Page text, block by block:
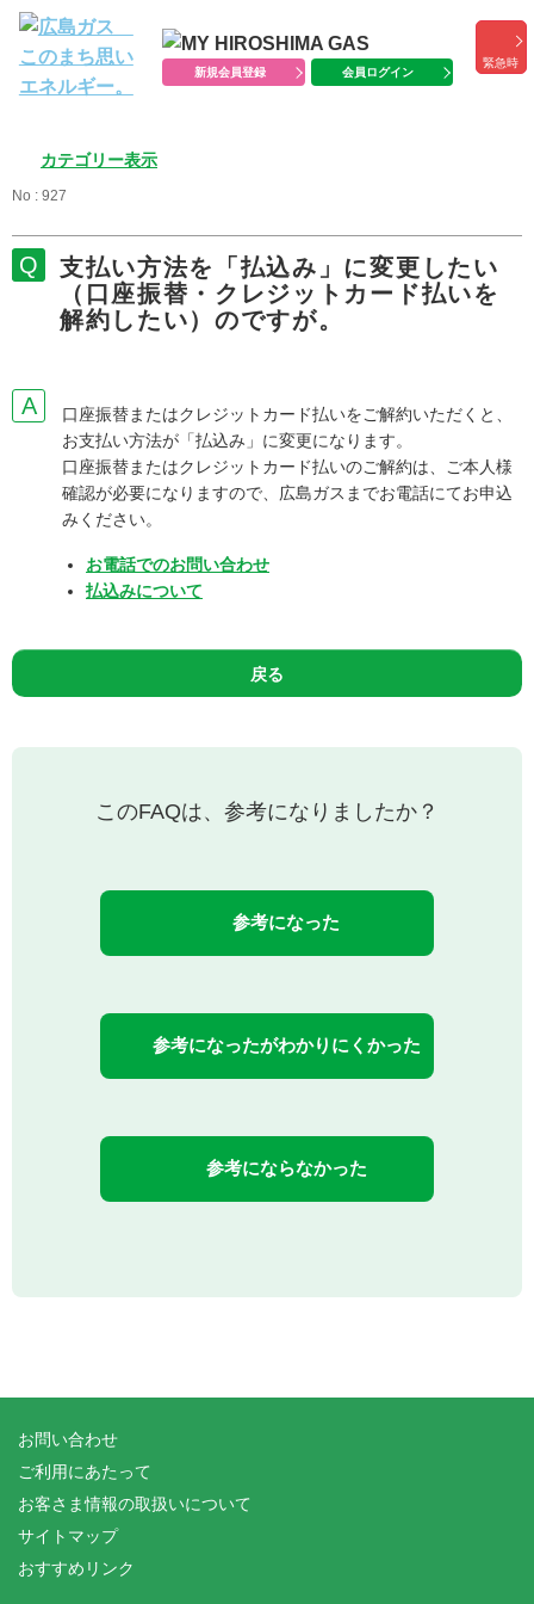
新規会員登録 会員ログイン
緊急時
カテゴリー表示
No : 927
支払い方法を「払込み」に変更したい
（口座振替・クレジットカード払いを
解約したい）のですが。
口座振替またはクレジットカード払いをご解約いただくと、
お支払い方法が「払込み」に変更になります。
口座振替またはクレジットカード払いのご解約は、ご本人様
確認が必要になりますので、広島ガスまでお電話にてお申込
みください。
お電話でのお問い合わせ
払込みについて
戻る
このFAQは、参考になりましたか？
参考になった
参考になったがわかりにくかった
参考にならなかった
お問い合わせ
ご利用にあたって
お客さま情報の取扱いについて
サイトマップ
おすすめリンク